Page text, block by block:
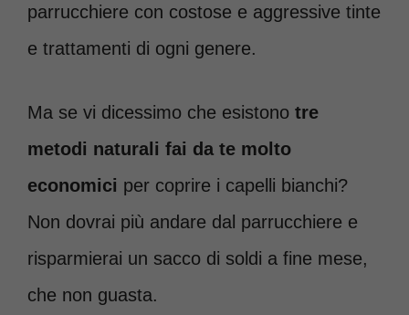
parrucchiere con costose e aggressive tinte
e trattamenti di ogni genere.
Ma se vi dicessimo che esistono tre
metodi naturali fai da te molto
economici per coprire i capelli bianchi?
Non dovrai più andare dal parrucchiere e
risparmierai un sacco di soldi a fine mese,
che non guasta.